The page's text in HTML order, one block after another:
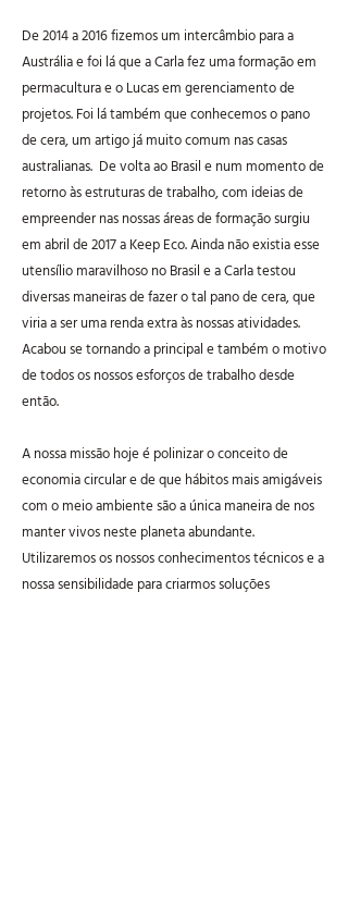
De 2014 a 2016 fizemos um intercâmbio para a
Austrália e foi lá que a Carla fez uma formação em
permacultura e o Lucas em gerenciamento de
projetos. Foi lá também que conhecemos o pano
de cera, um artigo já muito comum nas casas
australianas. De volta ao Brasil e num momento de
retorno às estruturas de trabalho, com ideias de
empreender nas nossas áreas de formação surgiu
em abril de 2017 a Keep Eco. Ainda não existia esse
utensílio maravilhoso no Brasil e a Carla testou
diversas maneiras de fazer o tal pano de cera, que
viria a ser uma renda extra às nossas atividades.
Acabou se tornando a principal e também o motivo
de todos os nossos esforços de trabalho desde
então.
A nossa missão hoje é polinizar o conceito de
economia circular e de que hábitos mais amigáveis
com o meio ambiente são a única maneira de nos
manter vivos neste planeta abundante.
Utilizaremos os nossos conhecimentos técnicos e a
nossa sensibilidade para criarmos soluções